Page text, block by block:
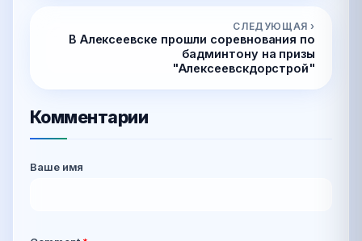
СЛЕДУЮЩАЯ ›
В Алексеевске прошли соревнования по
бадминтону на призы
"Алексеевскдорстрой"
Комментарии
Ваше имя